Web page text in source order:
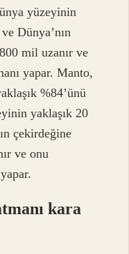
yüzeyinin
Dünya’nın
mil uzanır ve
yapar. Manto,
%84’ünü
yaklaşık 20
çekirdeğine
ve onu
kara